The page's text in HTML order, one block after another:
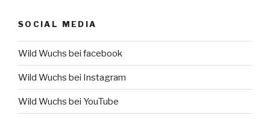
SOCIAL MEDIA
Wild Wuchs bei facebook
Wild Wuchs bei Instagram
Wild Wuchs bei YouTube